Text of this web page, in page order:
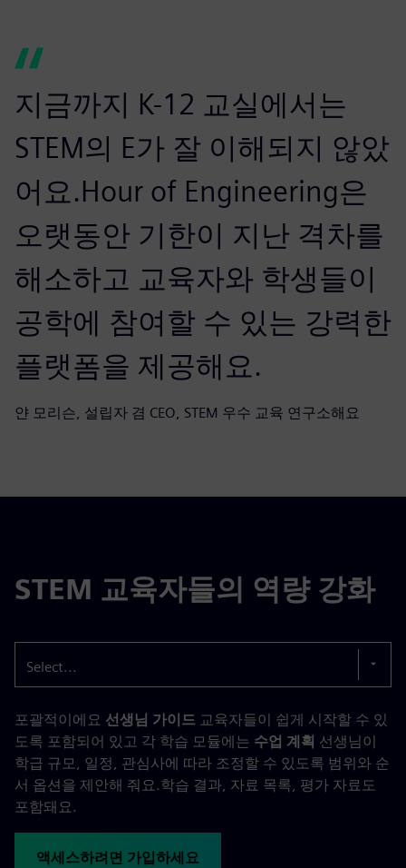
지금까지 K-12 교실에서는
STEM의 E가 잘 이해되지 않았
어요.Hour of Engineering은
오랫동안 기한이 지난 격차를
해소하고 교육자와 학생들이
공학에 참여할 수 있는 강력한
플랫폼을 제공해요.
얀 모리슨, 설립자 겸 CEO, STEM 우수 교육 연구소해요
STEM 교육자들의 역량 강화
Select...
포괄적이에요 선생님 가이드 교육자들이 쉽게 시작할 수 있
도록 포함되어 있고 각 학습 모듈에는 수업 계획 선생님이
학급 규모, 일정, 관심사에 따라 조정할 수 있도록 범위와 순
서 옵션을 제안해 줘요.학습 결과, 자료 목록, 평가 자료도
포함돼요.
액세스하려면 가입하세요